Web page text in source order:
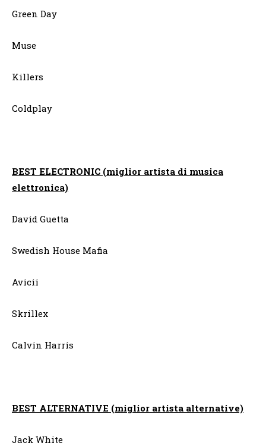
Green Day
Muse
Killers
Coldplay
BEST ELECTRONIC (miglior artista di musica
elettronica)
David Guetta
Swedish House Mafia
Avicii
Skrillex
Calvin Harris
BEST ALTERNATIVE (miglior artista alternative)
Jack White